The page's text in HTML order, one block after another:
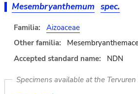
Mesembryanthemum spec.
Familia:
Aizoaceae
Other familia:
Accepted standard name:
NDN
Specimens available at the